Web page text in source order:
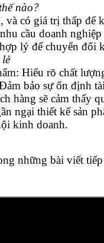
nào?
và có giá trị thấp để
cầu doanh
lý để chuyển đổi
Hiểu rõ chất
bảo sự ổn định
hàng sẽ cảm thấy
ngại thiết kế sản
kinh doanh.
những bài viết